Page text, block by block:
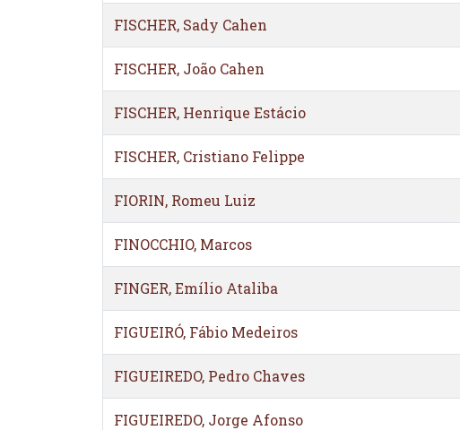
FISCHER, Sady Cahen
FISCHER, João Cahen
FISCHER, Henrique Estácio
FISCHER, Cristiano Felippe
FIORIN, Romeu Luiz
FINOCCHIO, Marcos
FINGER, Emílio Ataliba
FIGUEIRÓ, Fábio Medeiros
FIGUEIREDO, Pedro Chaves
FIGUEIREDO, Jorge Afonso